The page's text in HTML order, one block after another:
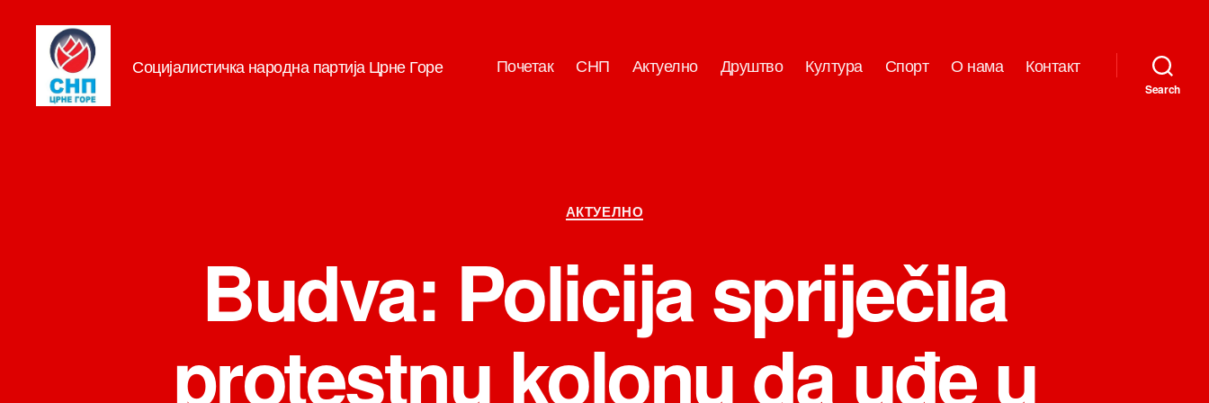
Социјалистичка народна партија Црне Горе Почетак СНП Актуелно Друштво Култура Спорт О нама Контакт
Search
Категорије
АКТУЕЛНО
Budva: Policija spriječila
protestnu kolonu da uđe u